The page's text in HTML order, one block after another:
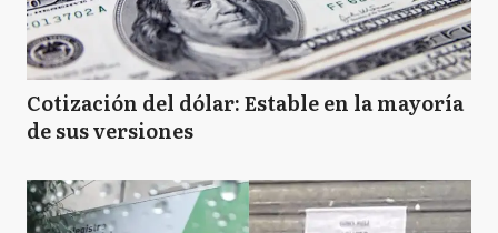
Cotización del dólar: Estable en la mayoría
de sus versiones